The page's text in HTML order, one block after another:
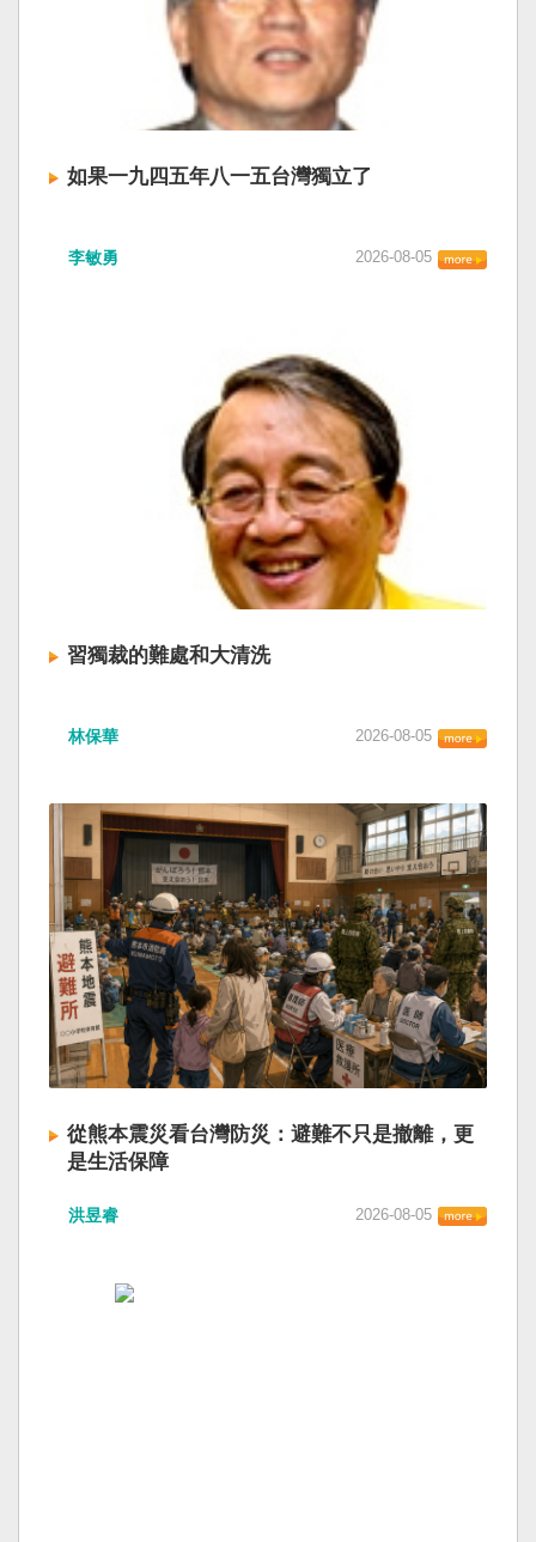
如果一九四五年八一五台灣獨立了
李敏勇 2026-08-05
習獨裁的難處和大清洗
林保華 2026-08-05
從熊本震災看台灣防災：避難不只是撤離，更
是生活保障
洪昱睿 2026-08-05